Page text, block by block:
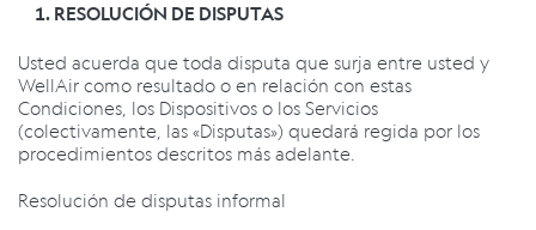
RESOLUCIÓN DE DISPUTAS
Usted acuerda que toda disputa que surja entre usted y
WellAir como resultado o en relación con estas
Condiciones, los Dispositivos o los Servicios
(colectivamente, las «Disputas») quedará regida por los
procedimientos descritos más adelante.
Resolución de disputas informal